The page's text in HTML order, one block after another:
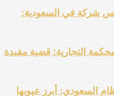
شركة في السعودية:
التجارية: قضية مقيدة
السعودي: أبرز عيوبها